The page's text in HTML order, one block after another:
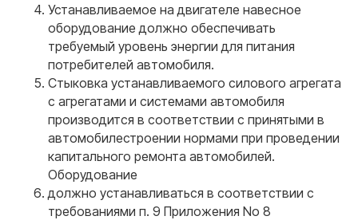
Устанавливаемое на двигателе навесное
оборудование должно обеспечивать
требуемый уровень энергии для питания
потребителей автомобиля.
Стыковка устанавливаемого силового агрегата
с агрегатами и системами автомобиля
производится в соответствии с принятыми в
автомобилестроении нормами при проведении
капитального ремонта автомобилей.
Оборудование
должно устанавливаться в соответствии с
требованиями п. 9 Приложения No 8